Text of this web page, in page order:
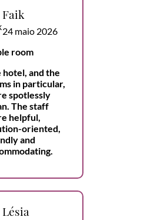
Faik
24 maio 2026
room
hotel, and the
in particular,
spotlessly
The staff
helpful,
oriented,
and
Lésia